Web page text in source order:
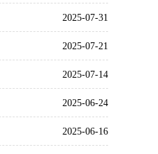
2025-07-31
2025-07-21
2025-07-14
2025-06-24
2025-06-16